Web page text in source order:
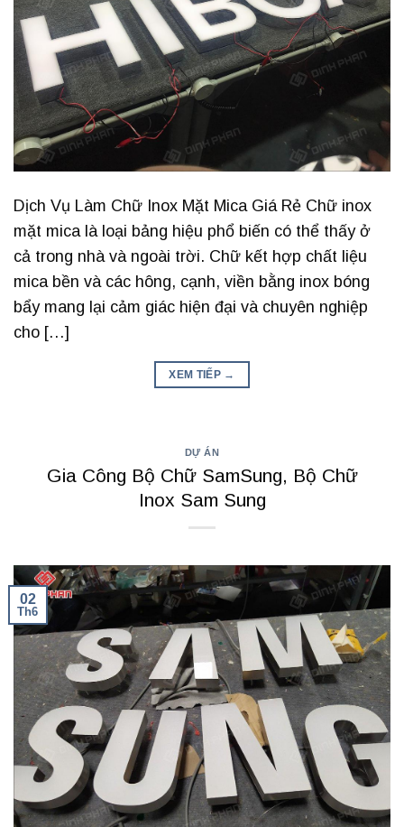
Dịch Vụ Làm Chữ Inox Mặt Mica Giá Rẻ Chữ inox
mặt mica là loại bảng hiệu phổ biến có thể thấy ở
cả trong nhà và ngoài trời. Chữ kết hợp chất liệu
mica bền và các hông, cạnh, viền bằng inox bóng
bẩy mang lại cảm giác hiện đại và chuyên nghiệp
cho […]
XEM TIẾP →
DỰ ÁN
Gia Công Bộ Chữ SamSung, Bộ Chữ
Inox Sam Sung
02
Th6